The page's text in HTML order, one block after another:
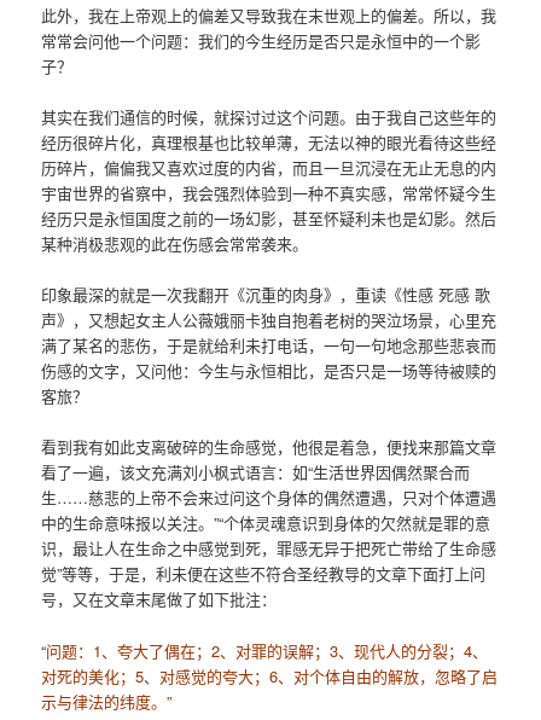
此外，我在上帝观上的偏差又导致我在末世观上的偏差。所以，我
常常会问他一个问题：我们的今生经历是否只是永恒中的一个影
子？
其实在我们通信的时候，就探讨过这个问题。由于我自己这些年的
经历很碎片化，真理根基也比较单薄，无法以神的眼光看待这些经
历碎片，偏偏我又喜欢过度的内省，而且一旦沉浸在无止无息的内
宇宙世界的省察中，我会强烈体验到一种不真实感，常常怀疑今生
经历只是永恒国度之前的一场幻影，甚至怀疑利未也是幻影。然后
某种消极悲观的此在伤感会常常袭来。
印象最深的就是一次我翻开《沉重的肉身》，重读《性感 死感 歌
声》，又想起女主人公薇娥丽卡独自抱着老树的哭泣场景，心里充
满了某名的悲伤，于是就给利未打电话，一句一句地念那些悲哀而
伤感的文字，又问他：今生与永恒相比，是否只是一场等待被赎的
客旅？
看到我有如此支离破碎的生命感觉，他很是着急，便找来那篇文章
看了一遍，该文充满刘小枫式语言：如“生活世界因偶然聚合而
生……慈悲的上帝不会来过问这个身体的偶然遭遇，只对个体遭遇
中的生命意味报以关注。”“个体灵魂意识到身体的欠然就是罪的意
识，最让人在生命之中感觉到死，罪感无异于把死亡带给了生命感
觉”等等，于是，利未便在这些不符合圣经教导的文章下面打上问
号，又在文章末尾做了如下批注：
“问题：1、夸大了偶在；2、对罪的误解；3、现代人的分裂；4、
对死的美化；5、对感觉的夸大；6、对个体自由的解放，忽略了启
示与律法的纬度。”